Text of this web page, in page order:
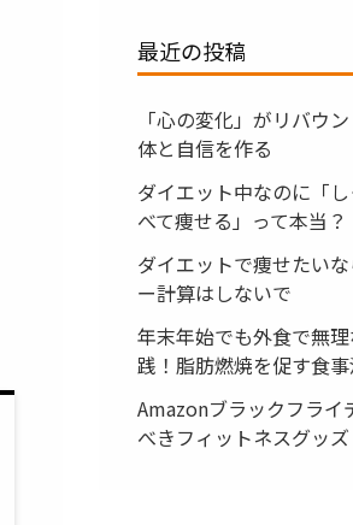
最近の投稿
「心の変化」がリバウ
体と自信を作る
ダイエット中なのに「
べて痩せる」って本当？
ダイエットで痩せたい
ー計算はしないで
年末年始でも外食で無
践！脂肪燃焼を促す食
Amazonブラックフライ
べきフィットネスグッ